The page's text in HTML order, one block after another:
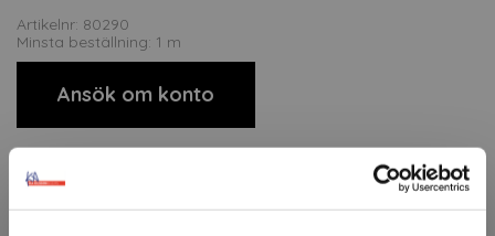
Artikelnr: 80290
Minsta beställning: 1 m
Ansök om konto